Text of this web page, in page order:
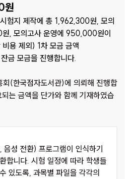
원
험지 제작에 총 1,962,300원, 모의
, 모의고사 운영에 950,000원이
용 제외) 1차 모금 금액
금 모금을 진행합니다.
회(한국점자도서관)에 의뢰해 진행합
는 금액을 단가와 함께 기재하였습
성 전환) 프로그램이 인식하기
합니다. 시험 일정에 따라 학생들
있도록, 과목별 파일을 각각의